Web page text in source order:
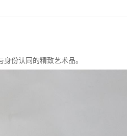
份认同的精致艺术品。